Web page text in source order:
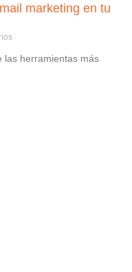
marketing en tu
las herramientas más